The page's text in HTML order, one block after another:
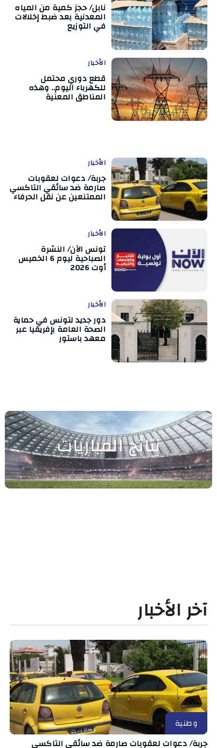
نابل/ حجز كمية من المياه
المعدنية بعد ضبط إخلالات
في التوزيع
الأخبار
قطع دوري محتمل
للكهرباء اليوم.. وهذه
المناطق المعنية
الأخبار
جربة/ دعوات لعقوبات
صارمة ضد سائقي التاكسي
الممتنعين عن نقل الحرفاء
الأخبار
تونس الآن/ النشرة
الصباحية ليوم 6 الخميس
أوت 2026
الأخبار
دور جديد لتونس في حماية
الصحة العامة بإفريقيا عبر
معهد باستور
نتائج المباريات
آخر الأخبار
وطنية
جربة/ دعوات لعقوبات صارمة ضد سائقي التاكسي